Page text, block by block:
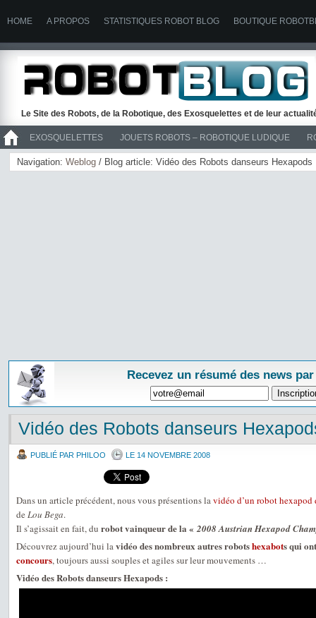
HOME A PROPOS STATISTIQUES ROBOT BLOG BOUTIQUE
Le Site des Robots, de la Robotique, des Exosquelettes et de leur
EXOSQUELETTES JOUETS ROBOTS – ROBOTIQUE LUDIQUE
>> ROBOTS
Navigation: Weblog / Blog article: Vidéo des Robots danseurs Hexapods
Recevez un résumé des news
Vidéo des Robots danseurs
PUBLIÉ PAR PHILOO LE 14 NOVEMBRE 2008
Dans un article précédent, nous vous présentions lavidéo d’un robot hexapod
de Lou Bega.
Il s’agissait en fait, du robot vainqueur de la «2008 Austrian Hexapod
Découvrez aujourd’hui lavidéo des nombreux autres robotshexabots qui
concours, toujours aussi souples et agiles sur leur mouvements …
Vidéo des Robots danseurs Hexapods :